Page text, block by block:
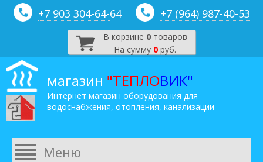
+7 903 304-64-64 +7 (964) 987-40-53
В корзине 0товаров
На сумму 0 руб.
магазин "ТЕПЛОВИК"
Интернет магазин оборудования для
водоснабжения, отопления, канализации